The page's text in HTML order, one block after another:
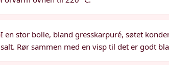
I en stor bolle, bland gresskarpuré, søtet
salt. Rør sammen med en visp til det er godt